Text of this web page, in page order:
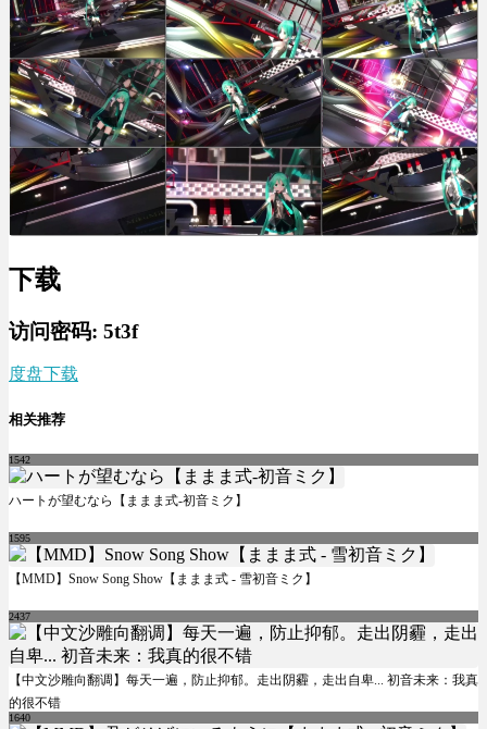
下载
访问密码: 5t3f
度盘下载
相关推荐
1542
ハートが望むなら【ままま式-初音ミク】
1595
【MMD】Snow Song Show【ままま式 - 雪初音ミク】
2437
【中文沙雕向翻调】每天一遍，防止抑郁。走出阴霾，走出自卑... 初音未来：我真
的很不错
1640